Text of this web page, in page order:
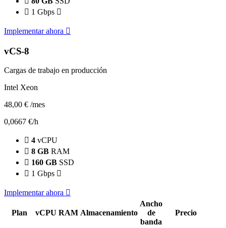
1 Gbps
Implementar ahora
vCS-8
Cargas de trabajo en producción
Intel Xeon
48,00 € /mes
0,0667 €/h
4 vCPU
8 GB RAM
160 GB SSD
1 Gbps
Implementar ahora
Plan vCPU RAM Almacenamiento
Ancho
de
banda
Precio